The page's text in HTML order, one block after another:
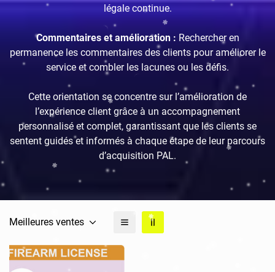
légale continue.
Commentaires et amélioration : Rechercher en
permanence les commentaires des clients pour améliorer le
service et combler les lacunes ou les défis.
Cette orientation se concentre sur l’amélioration de
l’expérience client grâce à un accompagnement
personnalisé et complet, garantissant que les clients se
sentent guidés et informés à chaque étape de leur parcours
d’acquisition PAL.
Meilleures ventes
Confirm your age
Are you 18 years old or older?
NO, I'M NOT YES, I AM